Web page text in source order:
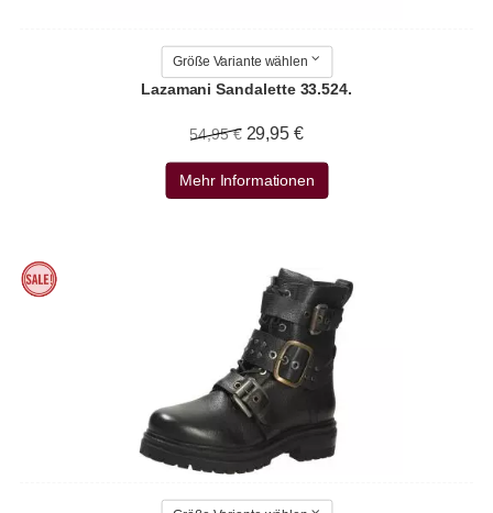
Größe Variante wählen
Lazamani Sandalette 33.524.
54,95 € 29,95 €
Mehr Informationen